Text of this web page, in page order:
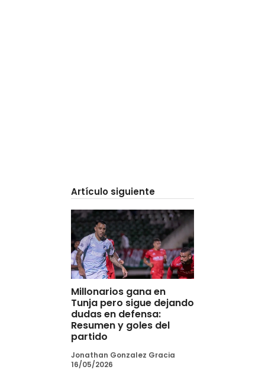
Artículo siguiente
Millonarios gana en
Tunja pero sigue dejando
dudas en defensa:
Resumen y goles del
partido
Jonathan Gonzalez Gracia
16/05/2026